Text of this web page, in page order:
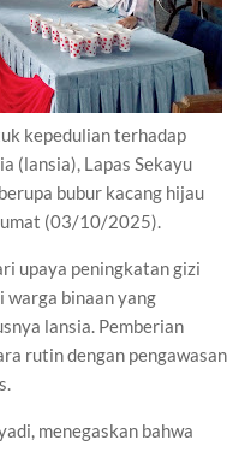
kepedulian terhadap
(lansia), Lapas Sekayu
bubur kacang hijau
(03/10/2025).
upaya peningkatan gizi
warga binaan yang
lansia. Pemberian
rutin dengan pengawasan
menegaskan bahwa